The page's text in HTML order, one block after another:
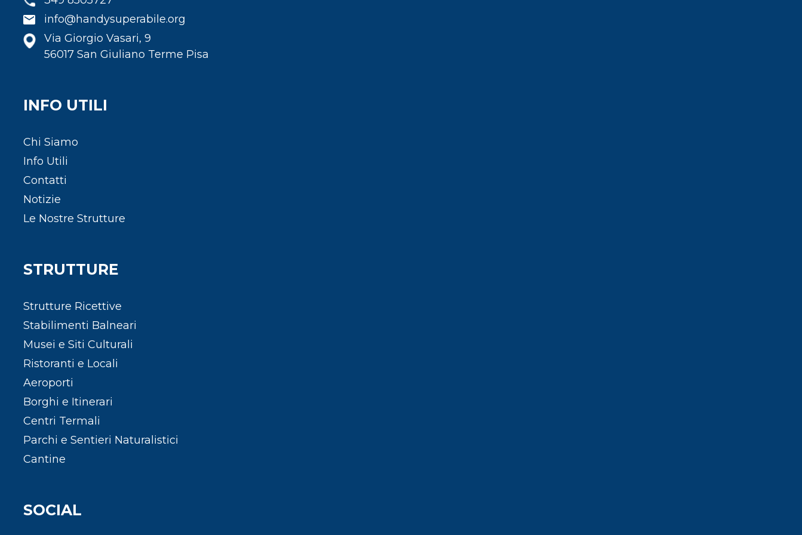
info@handysuperabile.org
Via Giorgio Vasari, 9
56017 San Giuliano Terme Pisa
INFO UTILI
Chi Siamo
Info Utili
Contatti
Notizie
Le Nostre Strutture
STRUTTURE
Strutture Ricettive
Stabilimenti Balneari
Musei e Siti Culturali
Ristoranti e Locali
Aeroporti
Borghi e Itinerari
Centri Termali
Parchi e Sentieri Naturalistici
Cantine
SOCIAL